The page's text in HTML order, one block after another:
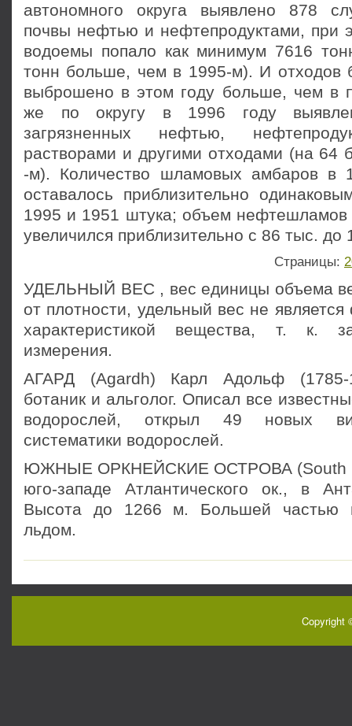
автономного округа выявлено 878
почвы нефтью и нефтепродуктами, при
водоемы попало как минимум 7616
тонн больше, чем в 1995-м). И отходов
выброшено в этом году больше, чем в
же по округу в 1996 году
загрязненных нефтью,
растворами и другими отходами (на 64
-м). Количество шламовых амбаров в
оставалось приблизительно
1995 и 1951 штука; объем нефтешламов
увеличился приблизительно с 86 тыс. до
Страницы:
УДЕЛЬНЫЙ ВЕС , вес единицы объема
от плотности, удельный вес не
характеристикой вещества, т. к.
измерения.
АГАРД (Agardh) Карл Адольф
ботаник и альголог. Описал все
водорослей, открыл 49 новых
систематики водорослей.
ЮЖНЫЕ ОРКНЕЙСКИЕ ОСТРОВА (South
юго-западе Атлантического ок., в
Высота до 1266 м. Большей частью
льдом.
Copyright